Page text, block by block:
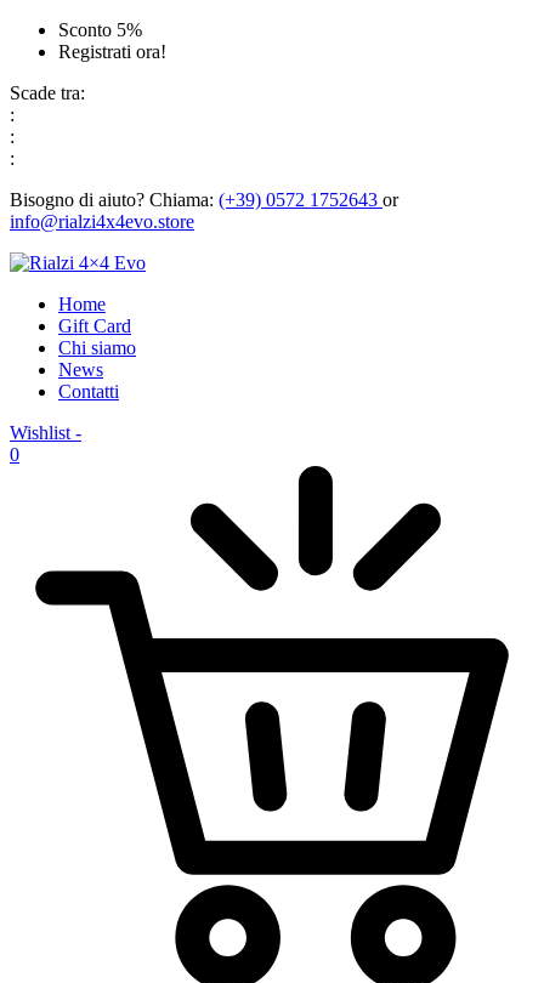
Sconto 5%
Registrati ora!
Scade tra:
:
:
:
Bisogno di aiuto? Chiama: (+39) 0572 1752643 or
info@rialzi4x4evo.store
Home
Gift Card
Chi siamo
News
Contatti
Wishlist -
0